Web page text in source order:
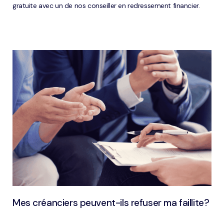
gratuite avec un de nos conseiller en redressement financier.
Mes créanciers peuvent-ils refuser ma faillite?